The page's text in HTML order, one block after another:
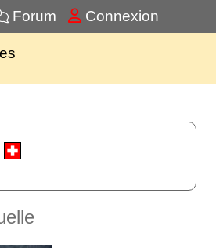
Forum Connexion